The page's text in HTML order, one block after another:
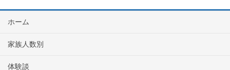
ホーム
家族人数別
体験談